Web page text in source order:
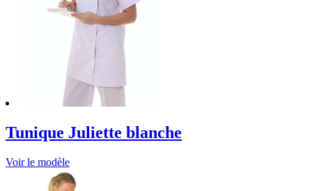
Tunique Juliette blanche
Voir le modèle